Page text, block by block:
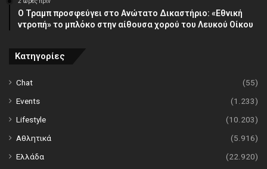
Ο Τραμπ προσφεύγει στο Ανώτατο Δικαστήριο: «Εθνική
ντροπή» το μπλόκο στην αίθουσα χορού του Λευκού Οίκου
Κατηγορίες
Chat
(55)
Events
(1.233)
Lifestyle
(10.203)
Αθλητικά
(5.916)
Ελλάδα
(22.920)